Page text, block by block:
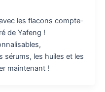
les flacons compte-
de Yafeng !
sérums, les huiles et les
maintenant !